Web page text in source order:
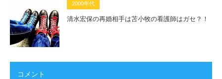
2000年代
清水宏保の再婚相手は苫小牧の看護師はガセ？！
コメント